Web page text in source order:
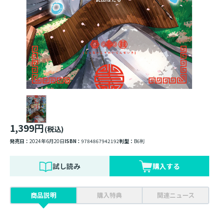
1,399円(税込)
発売日： 2024年6月20日ISBN： 9784867942192判型： B6判
試し読み 購入する
商品説明 購入特典 関連ニュース